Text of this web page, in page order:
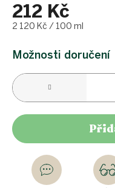
212 Kč
Měrná
2 120 Kč / 100 ml
Možnosti doručení